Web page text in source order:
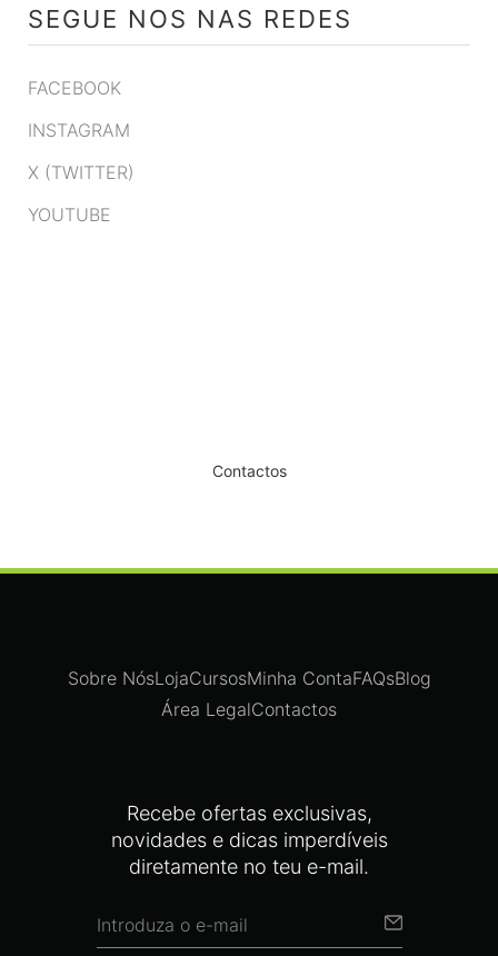
SEGUE NOS NAS REDES
FACEBOOK
INSTAGRAM
X (TWITTER)
YOUTUBE
Contactos
Recebe ofertas exclusivas,
novidades e dicas imperdíveis
diretamente no teu e-mail.
Sobre NósLojaCursosMinha ContaFAQsBlog
Área LegalContactos